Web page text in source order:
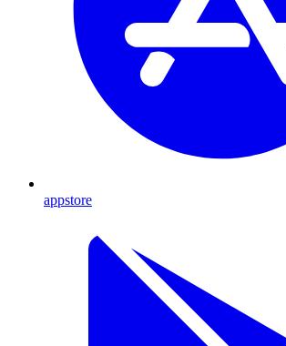
appstore